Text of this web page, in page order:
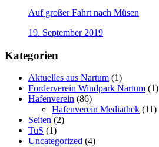
Auf großer Fahrt nach Müsen
19. September 2019
Kategorien
Aktuelles aus Nartum (1)
Förderverein Windpark Nartum (1)
Hafenverein (86)
Hafenverein Mediathek (11)
Seiten (2)
TuS (1)
Uncategorized (4)